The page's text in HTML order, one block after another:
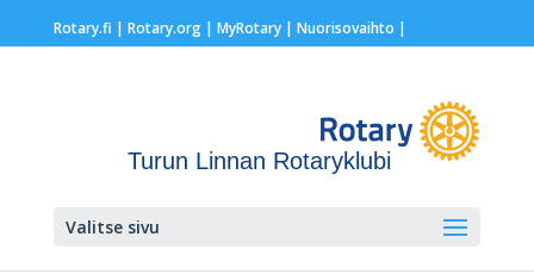
Rotary.fi | Rotary.org| MyRotary | Nuorisovaihto |
Turun Linnan Rotaryklubi
Valitse sivu